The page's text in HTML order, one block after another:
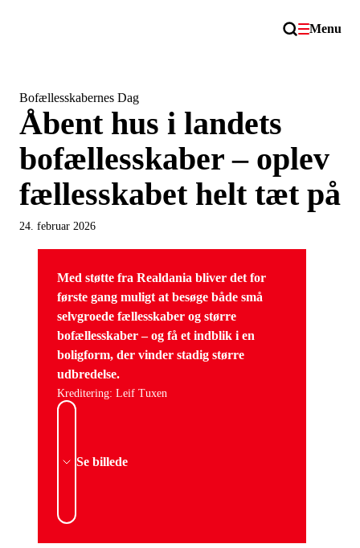
Menu
Bofællesskabernes Dag
Åbent hus i landets
bofællesskaber – oplev
fællesskabet helt tæt på
24. februar 2026
Med støtte fra Realdania bliver det for
første gang muligt at besøge både små
selvgroede fællesskaber og større
bofællesskaber – og få et indblik i en
boligform, der vinder stadig større
udbredelse.
Kreditering: Leif Tuxen
Se billede